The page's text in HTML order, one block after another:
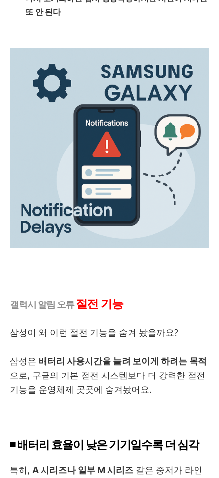
또 안 된다
갤럭시 알림 오류절전 기능
삼성이 왜 이런 절전 기능을 숨겨 놨을까요?
삼성은 배터리 사용시간을 늘려 보이게 하려는 목적
으로, 구글의 기본 절전 시스템보다 더 강력한 절전
기능을 운영체제 곳곳에 숨겨놨어요.
◾ 배터리 효율이 낮은 기기일수록 더 심각
특히, A 시리즈나 일부 M 시리즈 같은 중저가 라인